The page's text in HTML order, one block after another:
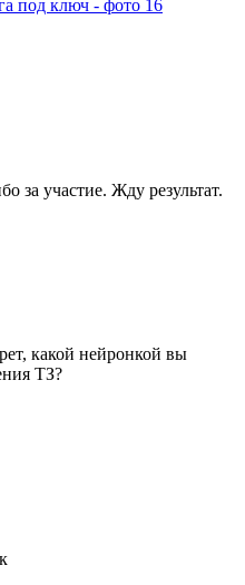
за участие. Жду результат.
какой нейронкой вы
ТЗ?